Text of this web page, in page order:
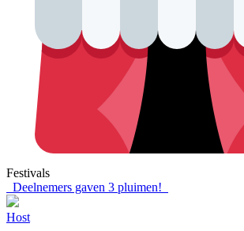
Festivals
Deelnemers gaven 3 pluimen!
Host